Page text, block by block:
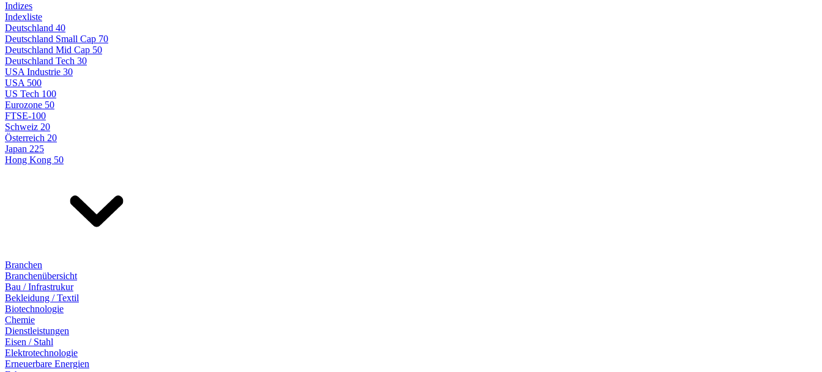
Indizes
Indexliste
Deutschland 40
Deutschland Small Cap 70
Deutschland Mid Cap 50
Deutschland Tech 30
USA Industrie 30
USA 500
US Tech 100
Eurozone 50
FTSE-100
Schweiz 20
Österreich 20
Japan 225
Hong Kong 50
Branchen
Branchenübersicht
Bau / Infrastrukur
Bekleidung / Textil
Biotechnologie
Chemie
Dienstleistungen
Eisen / Stahl
Elektrotechnologie
Erneuerbare Energien